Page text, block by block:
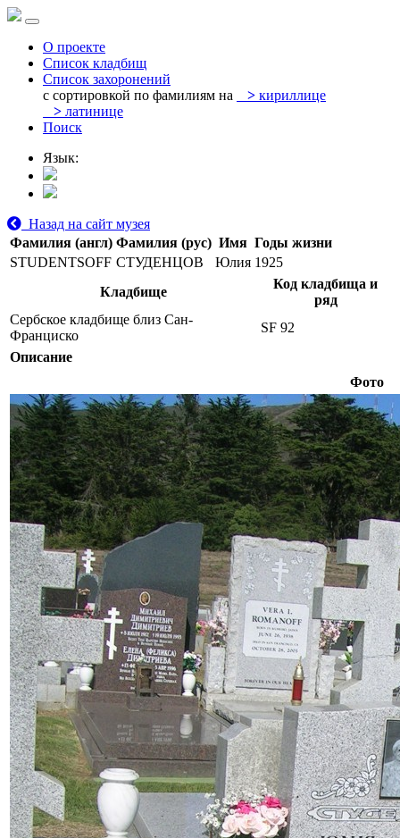
О проекте
Список кладбищ
Список захоронений
с сортировкой по фамилиям на
> кириллице
> латинице
Поиск
Язык:
Назад на сайт музея
Фамилия (англ) Фамилия (рус) Имя Годы жизни
STUDENTSOFF СТУДЕНЦОВ Юлия 1925
Кладбище
Код кладбища и
ряд
Сербское кладбище близ Сан-
Франциско
SF 92
Описание
Фото